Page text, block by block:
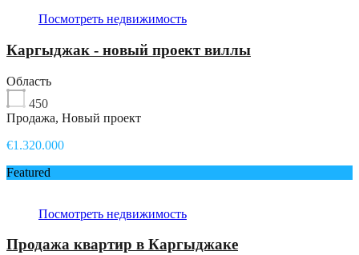
Посмотреть недвижимость
Каргыджак - новый проект виллы
Область
450
Продажа, Новый проект
€1.320.000
Featured
Посмотреть недвижимость
Продажа квартир в Каргыджаке